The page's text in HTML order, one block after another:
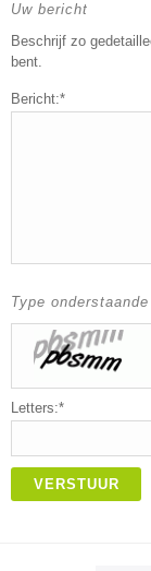
Uw bericht
Beschrijf zo
bent.
Bericht:*
Type
Letters:*
VERSTUUR